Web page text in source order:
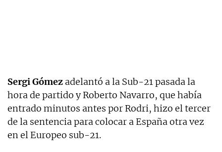
Sergi Gómez adelantó a la Sub-21 pasada la
hora de partido y Roberto Navarro, que había
entrado minutos antes por Rodri, hizo el tercer
de la sentencia para colocar a España otra vez
en el Europeo sub-21.